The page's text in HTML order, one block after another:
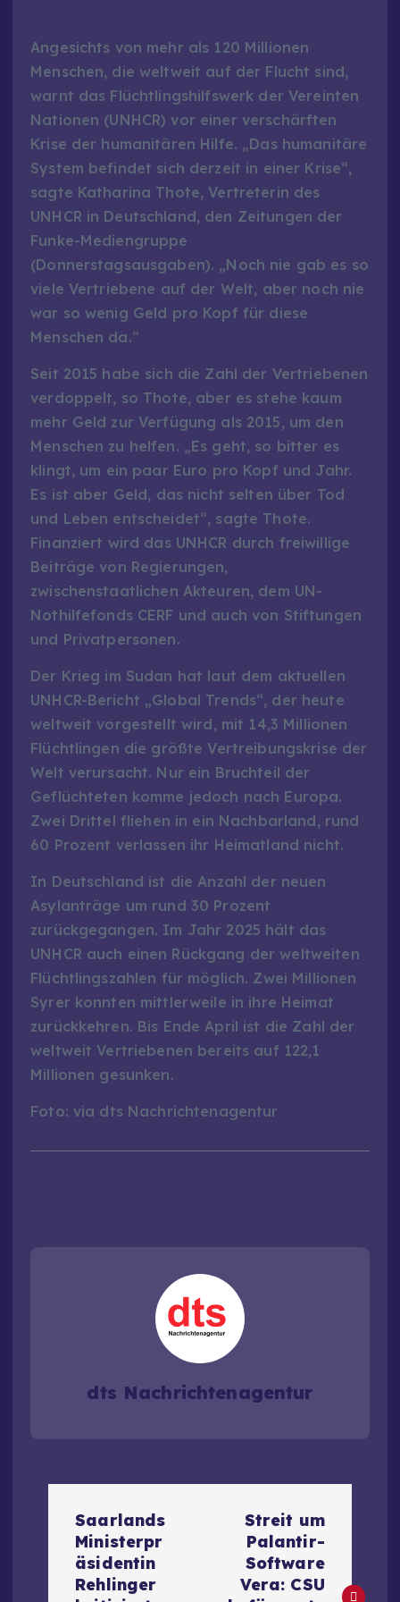
Angesichts von mehr als 120 Millionen
Menschen, die weltweit auf der Flucht sind,
warnt das Flüchtlingshilfswerk der Vereinten
Nationen (UNHCR) vor einer verschärften
Krise der humanitären Hilfe. „Das humanitäre
System befindet sich derzeit in einer Krise“,
sagte Katharina Thote, Vertreterin des
UNHCR in Deutschland, den Zeitungen der
Funke-Mediengruppe
(Donnerstagsausgaben). „Noch nie gab es so
viele Vertriebene auf der Welt, aber noch nie
war so wenig Geld pro Kopf für diese
Menschen da.“
Seit 2015 habe sich die Zahl der Vertriebenen
verdoppelt, so Thote, aber es stehe kaum
mehr Geld zur Verfügung als 2015, um den
Menschen zu helfen. „Es geht, so bitter es
klingt, um ein paar Euro pro Kopf und Jahr.
Es ist aber Geld, das nicht selten über Tod
und Leben entscheidet“, sagte Thote.
Finanziert wird das UNHCR durch freiwillige
Beiträge von Regierungen,
zwischenstaatlichen Akteuren, dem UN-
Nothilfefonds CERF und auch von Stiftungen
und Privatpersonen.
Der Krieg im Sudan hat laut dem aktuellen
UNHCR-Bericht „Global Trends“, der heute
weltweit vorgestellt wird, mit 14,3 Millionen
Flüchtlingen die größte Vertreibungskrise der
Welt verursacht. Nur ein Bruchteil der
Geflüchteten komme jedoch nach Europa.
Zwei Drittel fliehen in ein Nachbarland, rund
60 Prozent verlassen ihr Heimatland nicht.
In Deutschland ist die Anzahl der neuen
Asylanträge um rund 30 Prozent
zurückgegangen. Im Jahr 2025 hält das
UNHCR auch einen Rückgang der weltweiten
Flüchtlingszahlen für möglich. Zwei Millionen
Syrer konnten mittlerweile in ihre Heimat
zurückkehren. Bis Ende April ist die Zahl der
weltweit Vertriebenen bereits auf 122,1
Millionen gesunken.
Foto: via dts Nachrichtenagentur
dts Nachrichtenagentur
Saarlands
Ministerpr
äsidentin
Rehlinger
Streit um
Palantir-
Software
Vera: CSU